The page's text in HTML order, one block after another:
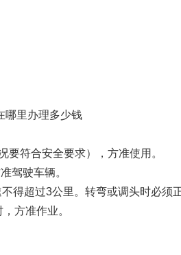
多少钱
要符合安全要求），方准使用。
驾驶车辆。
得超过3公里。转弯或调头时必须
方准作业。